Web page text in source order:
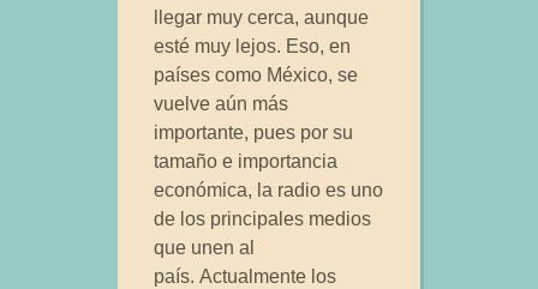
llegar muy cerca, aunque
esté muy lejos. Eso, en
países como México, se
vuelve aún más
importante, pues por su
tamaño e importancia
económica, la radio es uno
de los principales medios
que unen al
país. Actualmente los